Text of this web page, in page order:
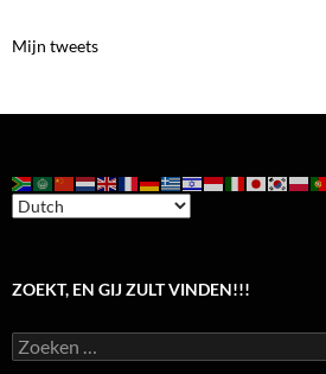
Mijn tweets
ZOEKT, EN GIJ ZULT VINDEN!!!
Zoeken
naar: